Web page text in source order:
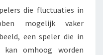
die fluctuaties in
mogelijk vaker
een speler die in
omhoog worden